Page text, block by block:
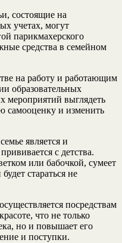
состоящие на
учетах, могут
парикмахерского
средства в семейном
на работу и работающим
образовательных
мероприятий выглядеть
самооценку и изменить
является и
с детства.
или бабочкой, сумеет
стараться не
посредствам
что не только
но и повышает его
и поступки.